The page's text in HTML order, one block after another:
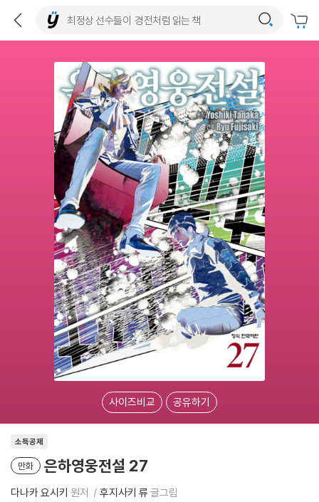
사이즈비교 공유하기
소득공제
만화 은하영웅전설 27
다나카 요시키 원저 후지사키 류 글그림